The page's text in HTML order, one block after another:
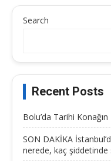
Search
Recent Posts
Bolu’da Tarihi Konağın
SON DAKİKA
nerede, kaç şiddetinde